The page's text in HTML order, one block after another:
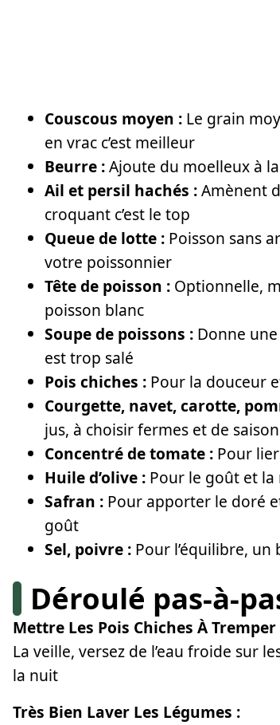
Couscous moyen : Le grain
en vrac c’est meilleur
Beurre :Ajoute du moelleux à
Ail et persil hachés :Amènent
croquant c’est le top
Queue de lotte : Poisson sans
votre poissonnier
Tête de poisson : Optionnelle,
poisson blanc
Soupe de poissons : Donne
est trop salé
Pois chiches : Pour la douceur
Courgette, navet, carotte,
jus, à choisir fermes et de saison
Concentré de tomate : Pour
Huile d’olive : Pour le goût et la
Safran : Pour apporter le doré
goût
Sel, poivre : Pour l’équilibre,
Déroulé pas-à-
Mettre Les Pois Chiches À Tremper
La veille, versez de l’eau froide sur
la nuit
Très Bien Laver Les Légumes :